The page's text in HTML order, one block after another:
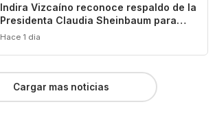
Indira Vizcaíno reconoce respaldo de la
Presidenta Claudia Sheinbaum para
impulsar el desarrollo de Manzanillo y
Hace 1 dia
Cargar mas noticias